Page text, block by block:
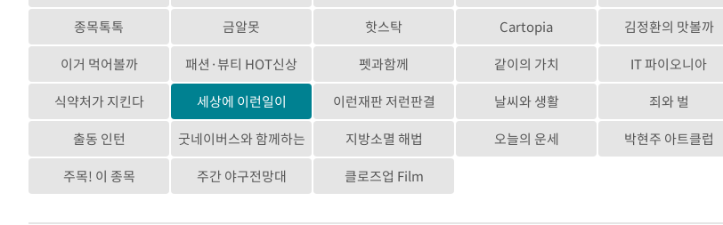
속보 방금 전 [속보]종합특검, '계엄 수용공간 확보' 신용해 前교정본부장 기소
속보 방금 전 외신들도 주목한 韓축구 파문…"국민적 공분에 수사 재개"
속보 방금 전 11시간 압수수색에 성접대 파문까지…'쑥대밭' 된 축구협회
방금 전 [속보]규제합리화위원회 부위원장에 김태유 서울대 공대 교수…이병태 후임
속보 방금 전
속보 방금 전 [속보] 7월 중국 수출 23.9%↑ 수입 27.5%↑…무역총액 25.3%↑
종목톡톡
금알못 핫스탁 Cartopia 김정환의 맛볼까
이거 먹어볼까
패션·뷰티 HOT신상 펫과함께 같이의 가치 IT 파이오니아
식약처가 지킨다
세상에 이런일이 이런재판 저런판결 날씨와 생활 죄와 벌
출동 인턴
굿네이버스와 함께하는
뉴시스
지방소멸 해법 오늘의 운세 박현주 아트클럽
주목! 이 종목
주간 야구전망대 클로즈업 Film